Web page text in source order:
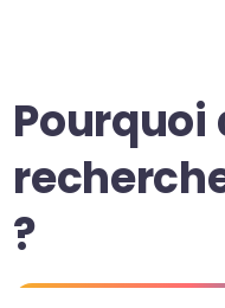
Pourquoi
?